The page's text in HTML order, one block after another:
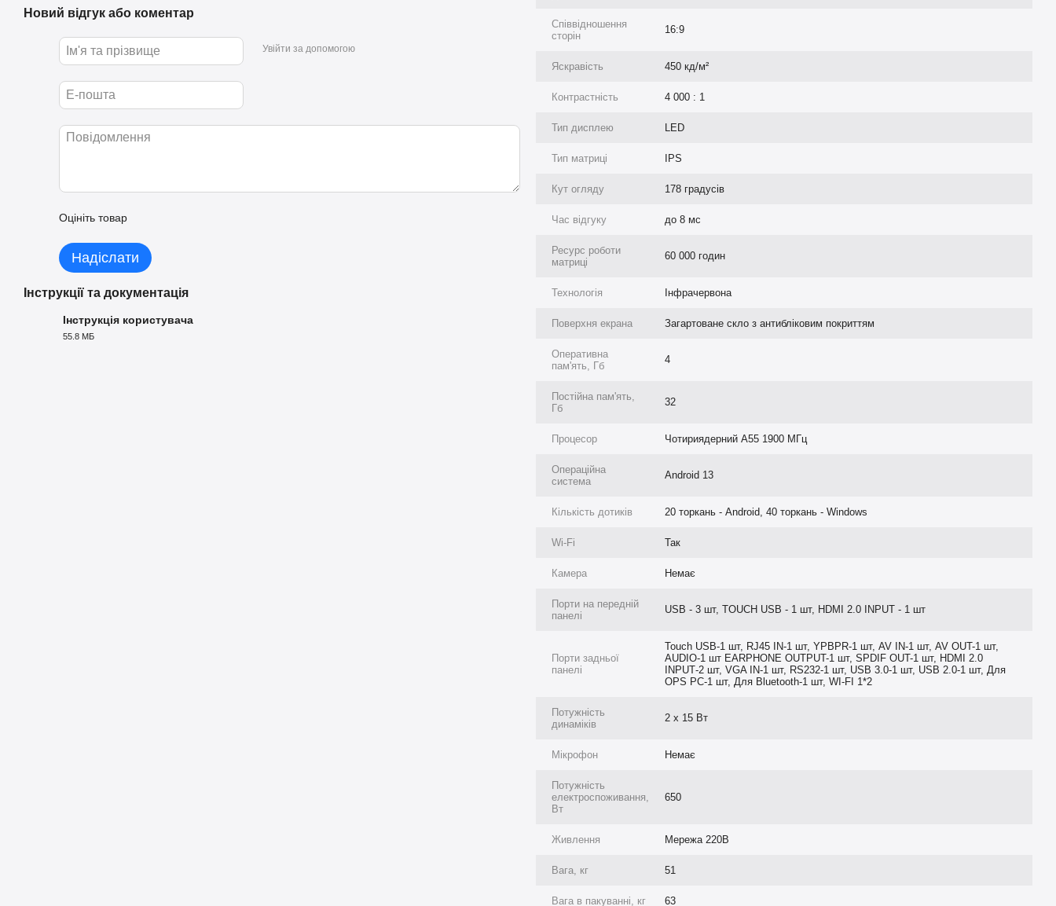
Новий відгук або коментар
Увійти за допомогою
Оцініть товар
Надіслати
Інструкції та документація
Інструкція користувача
55.8 МБ
Співвідношення
сторін
16:9
Яскравість 450 кд/м²
Контрастність 4 000 : 1
Тип дисплею LED
Тип матриці IPS
Кут огляду 178 градусів
Час відгуку до 8 мс
Ресурс роботи
матриці
60 000 годин
Технологія Інфрачервона
Поверхня екрана Загартоване скло з антибліковим покриттям
Оперативна
пам'ять, Гб
4
Постійна пам'ять,
Гб
32
Процесор Чотириядерний A55 1900 МГц
Операційна
система
Android 13
Кількість дотиків 20 торкань - Android, 40 торкань - Windows
Wi-Fi Так
Камера Немає
Порти на передній
панелі
USB - 3 шт, TOUCH USB - 1 шт, HDMI 2.0 INPUT - 1 шт
Порти задньої
панелі
Touch USB-1 шт, RJ45 IN-1 шт, YPBPR-1 шт, AV IN-1 шт, AV OUT-1 шт,
AUDIO-1 шт EARPHONE OUTPUT-1 шт, SPDIF OUT-1 шт, HDMI 2.0
INPUТ-2 шт, VGA IN-1 шт, RS232-1 шт, USB 3.0-1 шт, USB 2.0-1 шт, Для
OPS PC-1 шт, Для Bluetooth-1 шт, WI-FI 1*2
Потужність
динаміків
2 х 15 Вт
Мікрофон Немає
Потужність
електроспоживання,
Вт
650
Живлення Мережа 220В
Вага, кг 51
Вага в пакуванні, кг 63